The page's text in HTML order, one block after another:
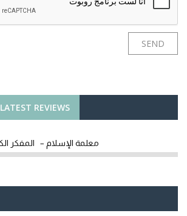
LATEST REVIEWS
معلمة الإسلام – المفكر